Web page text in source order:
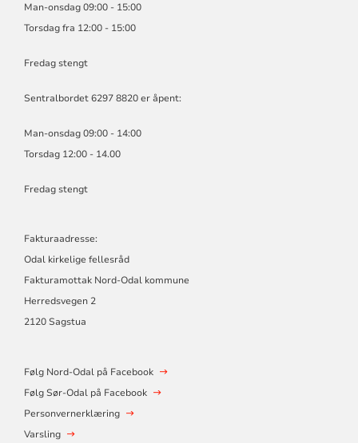
Man-onsdag 09:00 - 15:00
Torsdag fra 12:00 - 15:00
Fredag stengt
Sentralbordet 6297 8820 er åpent:
Man-onsdag 09:00 - 14:00
Torsdag 12:00 - 14.00
Fredag stengt
Fakturaadresse:
Odal kirkelige fellesråd
Fakturamottak Nord-Odal kommune
Herredsvegen 2
2120 Sagstua
Følg Nord-Odal på Facebook
Følg Sør-Odal på Facebook
Personvernerklæring
Varsling